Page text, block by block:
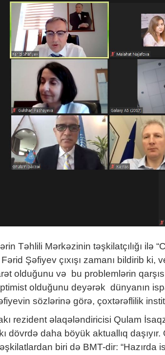
Təhlili Mərkəzinin təşkilatçılığı ilə
Şəfiyev çıxışı zamanı bildirib ki,
olduğunu və bu problemlərin
olduğunu deyərək dünyanın
sözlərinə görə, çoxtərəflilik
rezident əlaqələndiricisi Qulam
dövrdə daha böyük aktuallıq
biri də BMT-dir: